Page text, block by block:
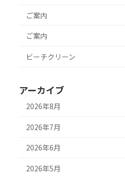
ご案内
ご案内
ビーチクリーン
アーカイブ
2026年8月
2026年7月
2026年6月
2026年5月